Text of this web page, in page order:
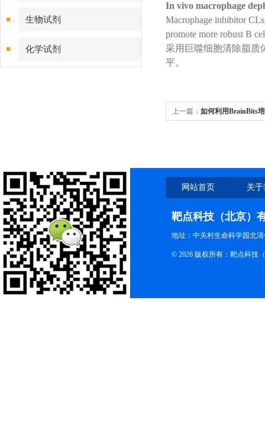
生物试剂
化学试剂
In vivo macrophage
Macrophage inhibitor
promote more robust B
采用巨噬细胞清除脂质
平。
上一篇： 如何利用BrainBits
网站首页 关
靶点科技（北京）
地址：中关村生命科学园北
© 2026 版权所有：靶点科技